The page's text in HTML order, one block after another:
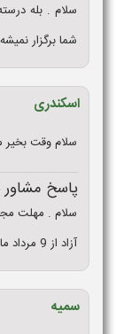
شما برگزار
اسکندری
سلام وقت بخیر
پاسخ مشاور
سلام . مهلت
آزاد از 9 مرداد ماه شروع میشه .
سمیه